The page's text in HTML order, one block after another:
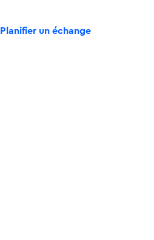
Planifier un échange